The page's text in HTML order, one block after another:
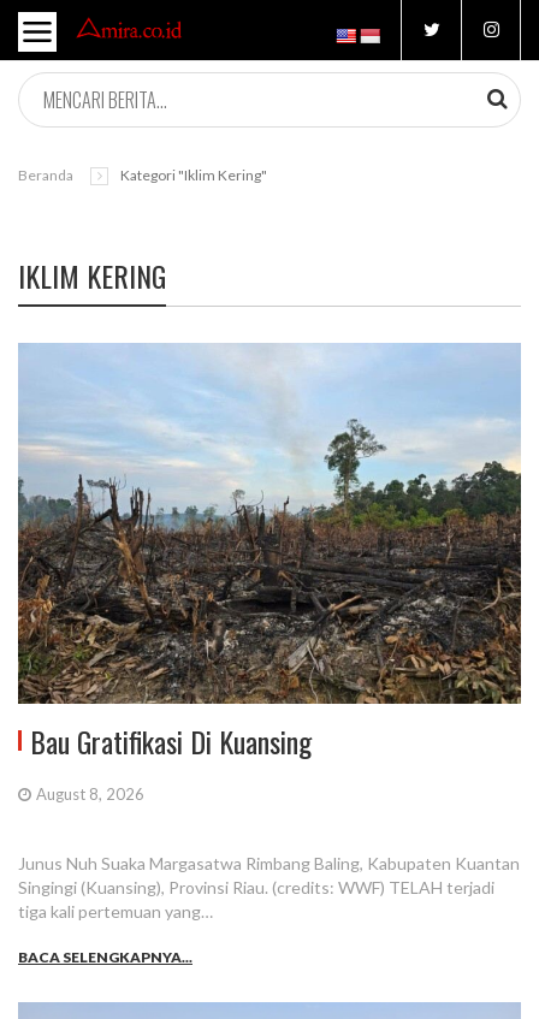
Beranda Kategori "iklim Kering"
IKLIM KERING
Bau Gratifikasi Di Kuansing
August 8, 2026
Junus Nuh Suaka Margasatwa Rimbang Baling, Kabupaten Kuantan
Singingi (Kuansing), Provinsi Riau. (credits: WWF) TELAH terjadi
tiga kali pertemuan yang…
BACA SELENGKAPNYA...